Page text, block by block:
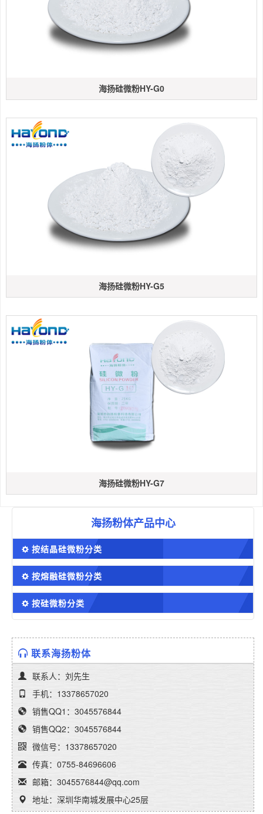
海扬硅微粉HY-G0
海扬硅微粉HY-G5
海扬硅微粉HY-G7
海扬粉体产品中心
按结晶硅微粉分类
按熔融硅微粉分类
按硅微粉分类
联系海扬粉体
联系人：刘先生
手机：13378657020
销售QQ1：3045576844
销售QQ2：3045576844
微信号：13378657020
传真：0755-84696606
邮箱：3045576844@qq.com
地址：深圳华南城发展中心25层